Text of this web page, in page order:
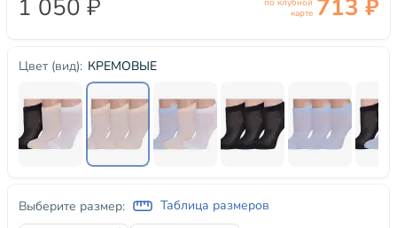
Цвет (вид): КРЕМОВЫЕ
Выберите размер: Таблица размеров
1 050 ₽
по клубной
карте 713 ₽